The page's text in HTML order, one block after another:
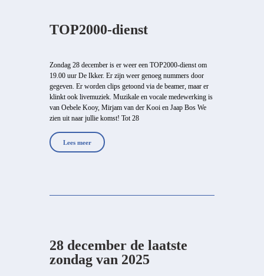
TOP2000-dienst
Zondag 28 december is er weer een TOP2000-dienst om
19.00 uur De Ikker. Er zijn weer genoeg nummers door
gegeven. Er worden clips getoond via de beamer, maar er
klinkt ook livemuziek. Muzikale en vocale medewerking is
van Oebele Kooy, Mirjam van der Kooi en Jaap Bos We
zien uit naar jullie komst! Tot 28
Lees meer
28 december de laatste
zondag van 2025